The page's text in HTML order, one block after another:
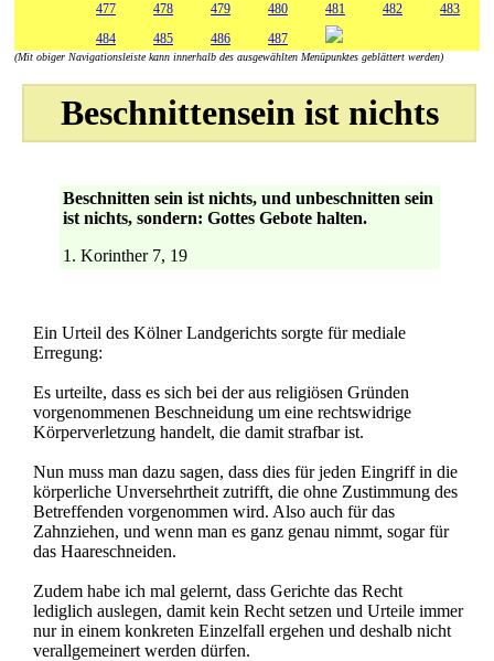
477
478 479 480 481 482
483
484
485 486 487
(Mit obiger Navigationsleiste kann innerhalb des ausgewählten Menüpunktes geblättert werden)
Beschnittensein ist nichts
Beschnitten sein ist nichts, und unbeschnitten sein
ist nichts, sondern: Gottes Gebote halten.
1. Korinther 7, 19
Ein Urteil des Kölner Landgerichts sorgte für mediale
Erregung:
Es urteilte, dass es sich bei der aus religiösen Gründen
vorgenommenen Beschneidung um eine rechtswidrige
Körperverletzung handelt, die damit strafbar ist.
Nun muss man dazu sagen, dass dies für jeden Eingriff in die
körperliche Unversehrtheit zutrifft, die ohne Zustimmung des
Betreffenden vorgenommen wird. Also auch für das
Zahnziehen, und wenn man es ganz genau nimmt, sogar für
das Haareschneiden.
Zudem habe ich mal gelernt, dass Gerichte das Recht
lediglich auslegen, damit kein Recht setzen und Urteile immer
nur in einem konkreten Einzelfall ergehen und deshalb nicht
verallgemeinert werden dürfen.